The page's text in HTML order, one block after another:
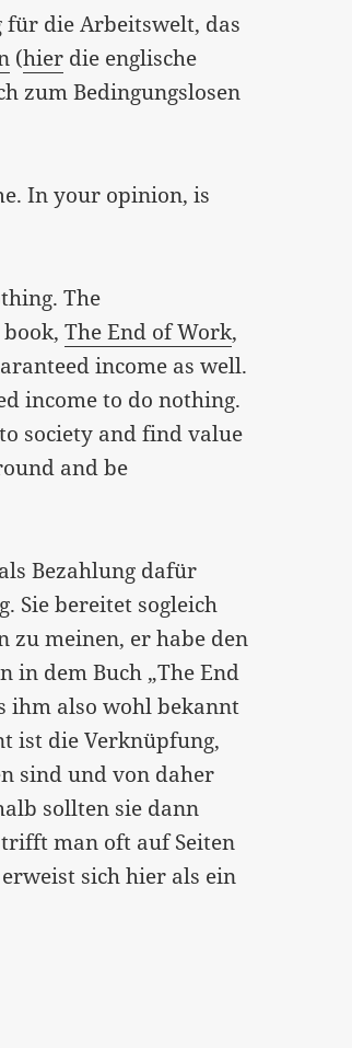
die Arbeitswelt, das
(hier die englische
zum Bedingungslosen
In your opinion, is
The
book,The End of Work,
income as well.
income to do nothing.
society and find value
and be
Bezahlung dafür
Sie bereitet sogleich
zu meinen, er habe den
in dem Buch „The End
ihm also wohl bekannt
ist die Verknüpfung,
sind und von daher
sollten sie dann
man oft auf Seiten
sich hier als ein
einfach widersprüchlich?[:]